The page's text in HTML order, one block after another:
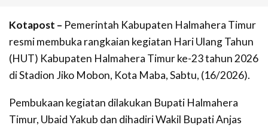
Kotapost – Pemerintah Kabupaten Halmahera Timur
resmi membuka rangkaian kegiatan Hari Ulang Tahun
(HUT) Kabupaten Halmahera Timur ke-23 tahun 2026
di Stadion Jiko Mobon, Kota Maba, Sabtu, (16/2026).
Pembukaan kegiatan dilakukan Bupati Halmahera
Timur, Ubaid Yakub dan dihadiri Wakil Bupati Anjas